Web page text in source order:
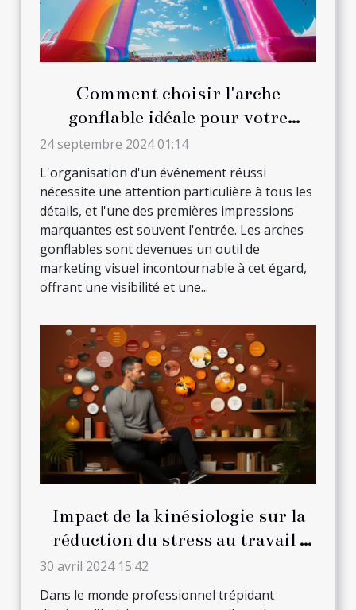
Comment choisir l'arche
gonflable idéale pour votre
prochain événement
24 septembre 2024 01:14
L'organisation d'un événement réussi
nécessite une attention particulière à tous les
détails, et l'une des premières impressions
marquantes est souvent l'entrée. Les arches
gonflables sont devenues un outil de
marketing visuel incontournable à cet égard,
offrant une visibilité et une...
Impact de la kinésiologie sur la
réduction du stress au travail :
Stratégies et techniques
30 avril 2024 15:42
Dans le monde professionnel trépidant